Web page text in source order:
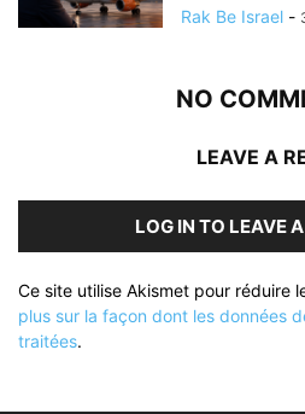
Rak Be Israel -
NO
LEAVE A
LOG IN TO LEAVE
Ce site utilise Akismet pour réduire
plus sur la façon dont les données
traitées.